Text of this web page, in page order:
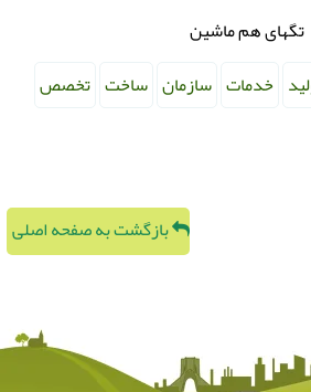
تگهای هم ماشین
خدمات سازمان ساخت تخصص
بازگشت به صفحه اصلی